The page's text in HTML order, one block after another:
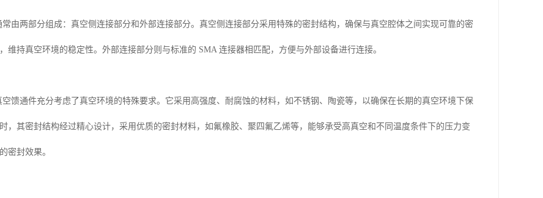
常由两部分组成：真空侧连接部分和外部连接部分。真空侧连接部分采用特殊的密封结构，确保与真空腔体之间实现可靠的密
维持真空环境的稳定性。外部连接部分则与标准的 SMA 连接器相匹配，方便与外部设备进行连接。
空馈通件充分考虑了真空环境的特殊要求。它采用高强度、耐腐蚀的材料，如不锈钢、陶瓷等，以确保在长期的真空环境下保
，其密封结构经过精心设计，采用优质的密封材料，如氟橡胶、聚四氟乙烯等，能够承受高真空和不同温度条件下的压力变
密封效果。